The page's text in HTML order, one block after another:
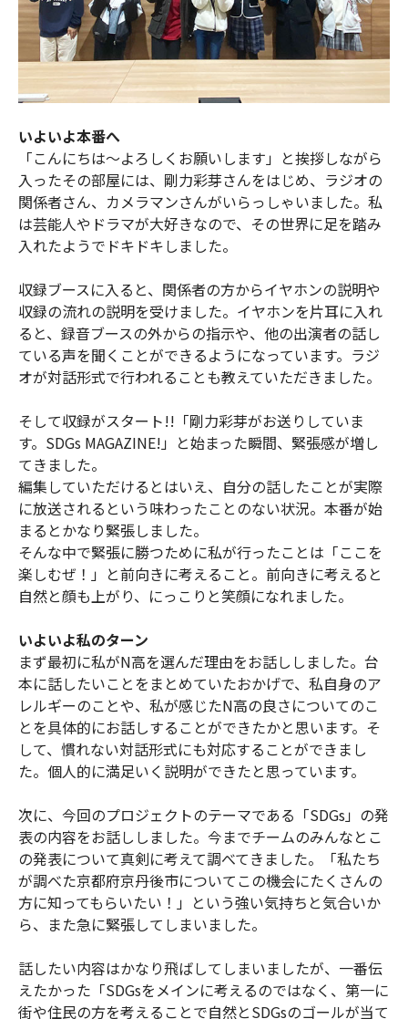
いよいよ本番へ
「こんにちは〜よろしくお願いします」と挨拶しながら
入ったその部屋には、剛力彩芽さんをはじめ、ラジオの
関係者さん、カメラマンさんがいらっしゃいました。私
は芸能人やドラマが大好きなので、その世界に足を踏み
入れたようでドキドキしました。
収録ブースに入ると、関係者の方からイヤホンの説明や
収録の流れの説明を受けました。イヤホンを片耳に入れ
ると、録音ブースの外からの指示や、他の出演者の話し
ている声を聞くことができるようになっています。ラジ
オが対話形式で行われることも教えていただきました。
そして収録がスタート!!「剛力彩芽がお送りしていま
す。SDGs MAGAZINE!」と始まった瞬間、緊張感が増し
てきました。
編集していただけるとはいえ、自分の話したことが実際
に放送されるという味わったことのない状況。本番が始
まるとかなり緊張しました。
そんな中で緊張に勝つために私が行ったことは「ここを
楽しむぜ！」と前向きに考えること。前向きに考えると
自然と顔も上がり、にっこりと笑顔になれました。
いよいよ私のターン
まず最初に私がN高を選んだ理由をお話ししました。台
本に話したいことをまとめていたおかげで、私自身のア
レルギーのことや、私が感じたN高の良さについてのこ
とを具体的にお話しすることができたかと思います。そ
して、慣れない対話形式にも対応することができまし
た。個人的に満足いく説明ができたと思っています。
次に、今回のプロジェクトのテーマである「SDGs」の発
表の内容をお話ししました。今までチームのみんなとこ
の発表について真剣に考えて調べてきました。「私たち
が調べた京都府京丹後市についてこの機会にたくさんの
方に知ってもらいたい！」という強い気持ちと気合いか
ら、また急に緊張してしまいました。
話したい内容はかなり飛ばしてしまいましたが、一番伝
えたかった「SDGsをメインに考えるのではなく、第一に
街や住民の方を考えることで自然とSDGsのゴールが当て